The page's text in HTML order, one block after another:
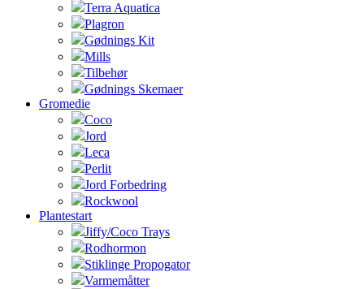
Terra Aquatica
Plagron
Gødnings Kit
Mills
Tilbehør
Gødnings Skemaer
Gromedie
Coco
Jord
Leca
Perlit
Jord Forbedring
Rockwool
Plantestart
Jiffy/Coco Trays
Rodhormon
Stiklinge Propogator
Varmemåtter